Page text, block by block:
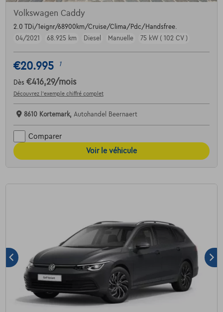
Volkswagen Caddy
2.0 TDi/1eignr/68900km/Cruise/Clima/Pdc/Handsfree.
04/2021
68.925 km Diesel Manuelle 75 kW ( 102 CV )
€20.995 1
Dès €416,29/mois
Découvrez l’exemple chiffré complet
8610 Kortemark, Autohandel Beernaert
Comparer
Voir le véhicule